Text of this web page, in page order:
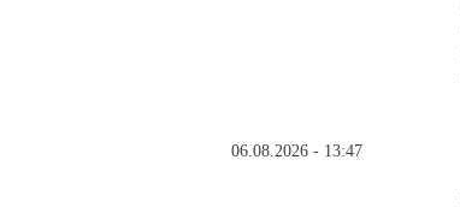
06.08.2026 - 13:47